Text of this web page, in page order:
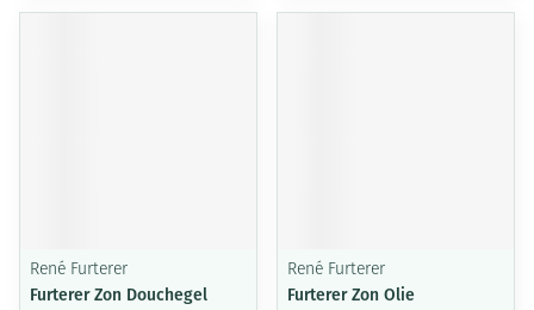
René Furterer
Furterer Zon Douchegel
René Furterer
Furterer Zon Olie